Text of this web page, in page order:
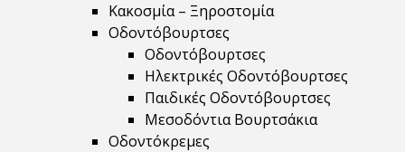
Κακοσμία – Ξηροστομία
Οδοντόβουρτσες
Οδοντόβουρτσες
Ηλεκτρικές Οδοντόβουρτσες
Παιδικές Οδοντόβουρτσες
Μεσοδόντια Βουρτσάκια
Οδοντόκρεμες